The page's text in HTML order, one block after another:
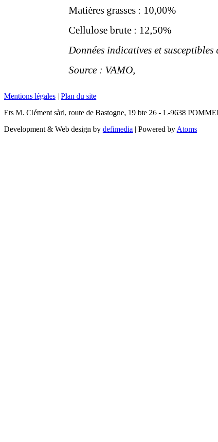
Matières grasses : 10,00%
Cellulose brute : 12,50%
Données indicatives et
Source : VAMO,
Mentions légales | Plan du site
Ets M. Clément sàrl, route de Bastogne, 19 bte 26 - L-9638
Development & Web design by defimedia | Powered by Atoms